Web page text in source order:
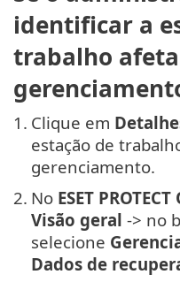
identificar a
trabalho
1. Clique em
estação de
gerenciamento.
2. No ESET
Visão geral -> no
selecione
Dados de